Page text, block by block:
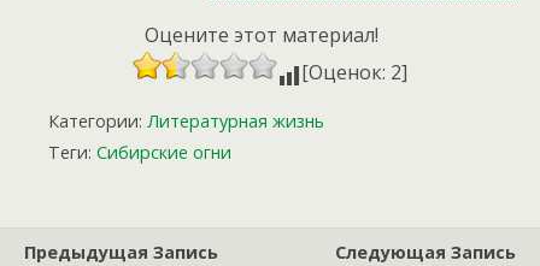
Оцените этот материал!
[Оценок: 2]
Категории: Литературная жизнь
Теги: Сибирские огни
Предыдущая Запись
Следующая Запись